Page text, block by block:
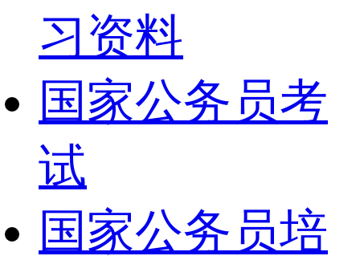
习资料
国家公务员考
试
国家公务员培